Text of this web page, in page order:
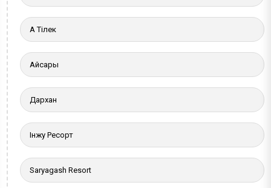
Ақ Тілек
Айсары
Дархан
Інжу Ресорт
Saryagash Resort